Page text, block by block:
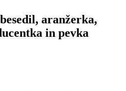
aranžerka,
in pevka